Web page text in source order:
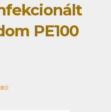
PE100